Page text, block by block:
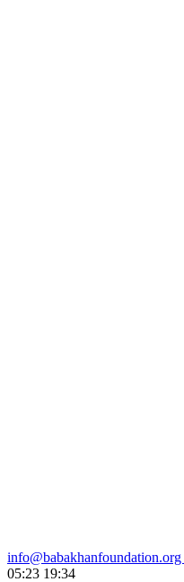
info@babakhanfoundation.org
05:23 19:34